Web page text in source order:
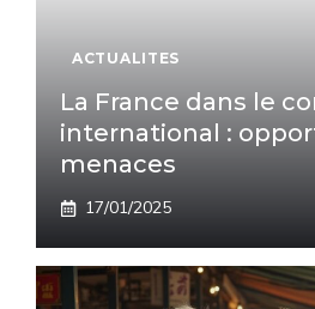
ACTUALITES
La France dans le
international :
menaces
17/01/2025